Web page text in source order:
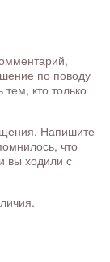
по поводу
кто только
Напишите
что
вы ходили с